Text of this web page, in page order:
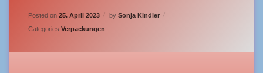
Posted on 25. April 2023 by Sonja Kindler
Categories:Verpackungen
leicht
–
Farbchallenge